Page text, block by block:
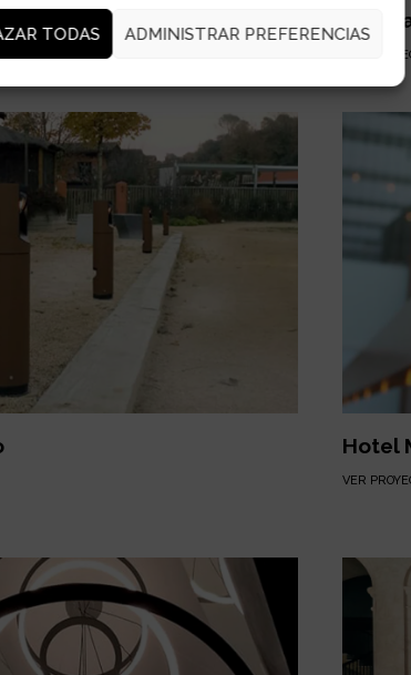
TODAS ADMINISTRAR PREFERENCIAS
en París
VER
Hotel
VER